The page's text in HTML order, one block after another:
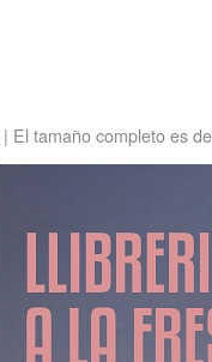
| El tamaño completo es